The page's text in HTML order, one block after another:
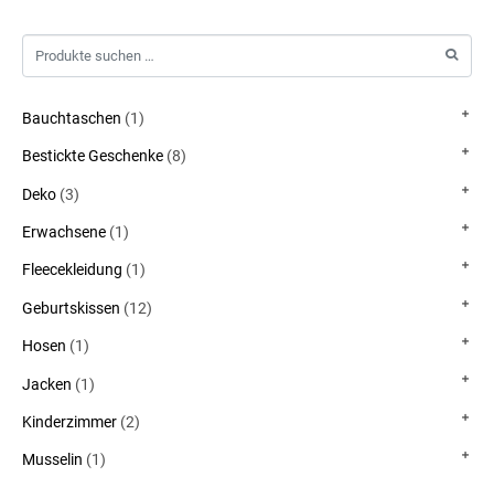
Bauchtaschen (1)
Bestickte Geschenke (8)
Deko (3)
Erwachsene (1)
Fleecekleidung (1)
Geburtskissen (12)
Hosen (1)
Jacken (1)
Kinderzimmer (2)
Musselin (1)